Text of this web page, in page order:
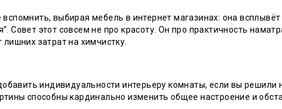
выбирая мебель в интернет магазинах: она всплывёт
Совет этот совсем не про красоту. Он про практичность
затрат на химчистку.
индивидуальности интерьеру комнаты, если вы решили
способны кардинально изменить общее настроение и